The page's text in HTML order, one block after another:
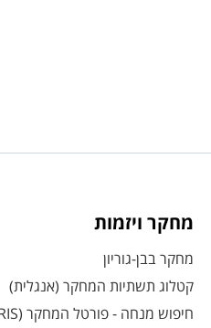
מחקר ויזמות
מחקר בבן-גוריון
קטלוג תשתיות המחקר (אנגלית)
חיפוש מנחה - פורטל המחקר (CRIS)